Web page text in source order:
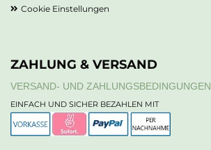
Cookie Einstellungen
ZAHLUNG & VERSAND
VERSAND- UND ZAHLUNGSBEDINGUNGEN
EINFACH UND SICHER BEZAHLEN MIT